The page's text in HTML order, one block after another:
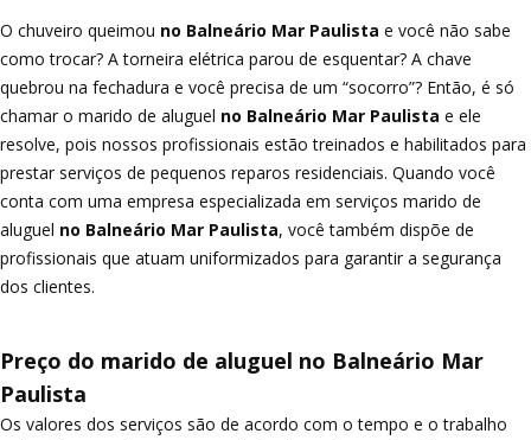
O chuveiro queimou no Balneário Mar Paulista e você não sabe
como trocar? A torneira elétrica parou de esquentar? A chave
quebrou na fechadura e você precisa de um “socorro”? Então, é só
chamar o marido de aluguel no Balneário Mar Paulista e ele
resolve, pois nossos profissionais estão treinados e habilitados para
prestar serviços de pequenos reparos residenciais. Quando você
conta com uma empresa especializada em serviços marido de
aluguel no Balneário Mar Paulista, você também dispõe de
profissionais que atuam uniformizados para garantir a segurança
dos clientes.
Preço do marido de aluguel no Balneário Mar
Paulista
Os valores dos serviços são de acordo com o tempo e o trabalho